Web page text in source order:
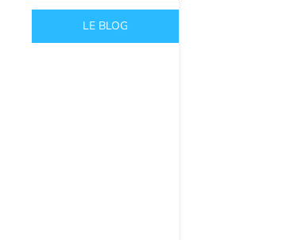
LE BLOG